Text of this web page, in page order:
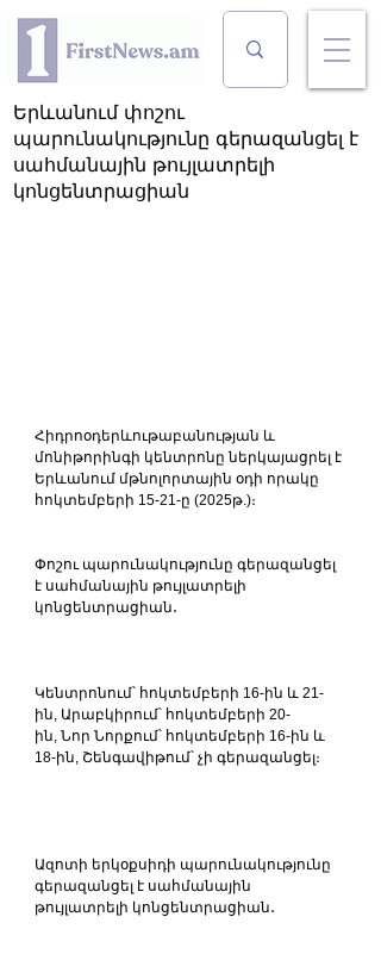
Երևանում փոշու
պարունակությունը գերազանցել է
սահմանային թույլատրելի
կոնցենտրացիան
Հիդրոօդերևութաբանության և
մոնիթորինգի կենտրոնը ներկայացրել է
Երևանում մթնոլորտային օդի որակը
հոկտեմբերի 15-21-ը (2025թ.)։
Փոշու պարունակությունը գերազանցել
է սահմանային թույլատրելի
կոնցենտրացիան․
Կենտրոնում՝ հոկտեմբերի 16-ին և 21-
ին, Արաբկիրում՝ հոկտեմբերի 20-
ին, Նոր Նորքում՝ հոկտեմբերի 16-ին և
18-ին, Շենգավիթում՝ չի գերազանցել։
Ազոտի երկօքսիդի պարունակությունը
գերազանցել է սահմանային
թույլատրելի կոնցենտրացիան․